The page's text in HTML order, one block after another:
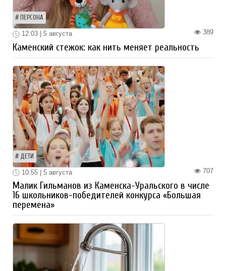
ПЕРСОНА
389
12:03 | 5 августа
Каменский стежок: как нить меняет реальность
ДЕТИ
707
10:55 | 5 августа
Малик Гильманов из Каменска-Уральского в числе
16 школьников-победителей конкурса «Большая
перемена»